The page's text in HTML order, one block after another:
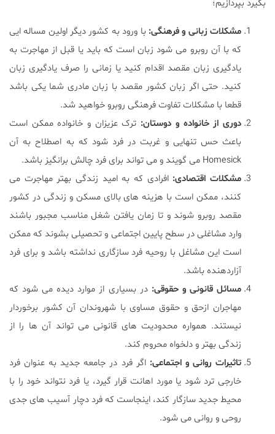
بگیرد بپردازیم؛
مشکلات زبانی و فرهنگی: با ورود به کشور دیگر اولین مساله ایی
که با آن روبرو می شود زبان است که باید یا قبل از مهاجرت به
یادگیری زبان مقصد اقدام کنید یا زمانی را صرف یادگیری زبان
کنید. حتی اگر زبان کشور مقصد با زبان مادری شما یکی باشد
قطعا با مشکلات تفاوت فرهنگی روبرو خواهید شد.
دوری از خانواده و دوستان: ترک عزیزان و خانواده ممکن است
باعث حس تنهایی و غربت در فرد شود که به اصطلاح به آن
Homesick می گویند و می تواند برای فرد چالش برانگیز باشد.
مشکلات اقتصادی: افرادی که به امید زندگی بهتر مهاجرت می
کنند، ممکن است با هزینه های بالای مسکن و زندگی در کشور
مقصد روبرو شوند و تا زمان یافتن شغل مناسب مجبور باشند
وارد مشاغلی در سطح پایین اجتماعی و تحصیلی بشوند که ممکن
است این مشاغل با روحیه فرد سازگاری نداشته باشد و برای فرد
آزاردهنده باشد.
مسائل قانونی و حقوقی: در بسیاری از موارد دیده می شود که
مهاجران ازحق و حقوق مساوی با شهروندان آن کشور برخوردار
نیستند. همواره محدودیت های قانونی می تواند آن ها را از
زندگی بهتر و دلخواه محروم کند.
تاثیرات روانی و اجتماعی: اگر فرد در جامعه جدید به عنوان فرد
خارجی ترد شود یا مورد اهانت قرار گیرد، یا فرد نتواند خود را با
محیط جدید سازگار کند، اینجاست که فرد دچار آسیب های جدی
روحی و روانی می شود.